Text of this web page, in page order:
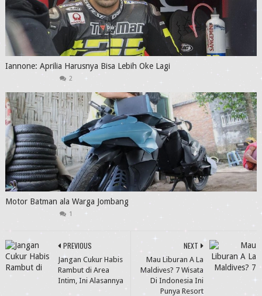
Iannone: Aprilia Harusnya Bisa Lebih Oke Lagi
2
Motor Batman ala Warga Jombang
1
NEXT
Mau Liburan A La
Maldives? 7 Wisata
Di Indonesia Ini
Punya Resort
PREVIOUS
Jangan Cukur Habis
Rambut di Area
Intim, Ini Alasannya